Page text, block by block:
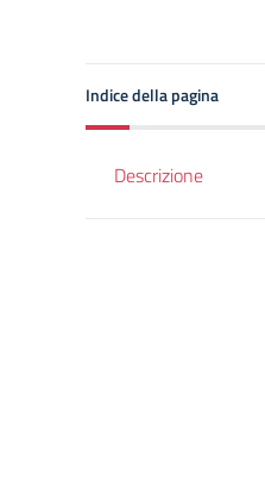
Indice della pagina
Descrizione